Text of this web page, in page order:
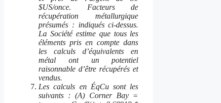
$US/once. Facteurs de
récupération métallurgique
présumés : indiqués ci-dessus.
La Société estime que tous les
éléments pris en compte dans
les calculs d’équivalents en
métal ont un potentiel
raisonnable d’être récupérés et
vendus.
Les calculs en ÉqCu sont les
suivants : (A) Corner Bay =